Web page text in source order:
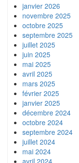
janvier 2026
novembre 2025
octobre 2025
septembre 2025
juillet 2025
juin 2025
mai 2025
avril 2025
mars 2025
février 2025
janvier 2025
décembre 2024
octobre 2024
septembre 2024
juillet 2024
mai 2024
avril 2024